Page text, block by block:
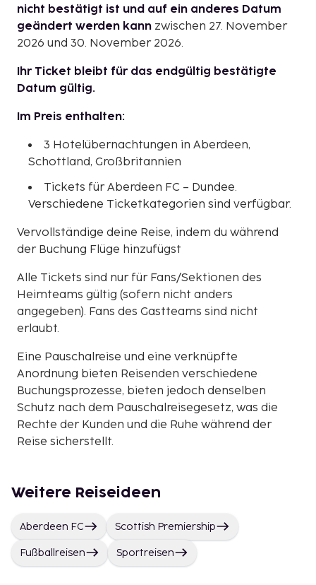
nicht bestätigt ist und auf ein anderes Datum
geändert werden kann zwischen 27. November
2026 und 30. November 2026.
Ihr Ticket bleibt für das endgültig bestätigte
Datum gültig.
Im Preis enthalten:
3 Hotelübernachtungen in Aberdeen,
Schottland, Großbritannien
Tickets für Aberdeen FC – Dundee.
Verschiedene Ticketkategorien sind verfügbar.
Vervollständige deine Reise, indem du während
der Buchung Flüge hinzufügst
Alle Tickets sind nur für Fans/Sektionen des
Heimteams gültig (sofern nicht anders
angegeben). Fans des Gastteams sind nicht
erlaubt.
Eine Pauschalreise und eine verknüpfte
Anordnung bieten Reisenden verschiedene
Buchungsprozesse, bieten jedoch denselben
Schutz nach dem Pauschalreisegesetz, was die
Rechte der Kunden und die Ruhe während der
Reise sicherstellt.
Weitere Reiseideen
Aberdeen FC Scottish Premiership
Fußballreisen Sportreisen